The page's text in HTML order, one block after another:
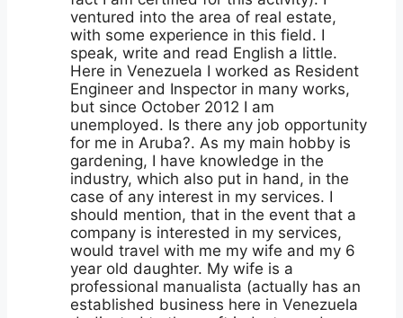
ventured into the area of real estate,
with some experience in this field. I
speak, write and read English a little.
Here in Venezuela I worked as Resident
Engineer and Inspector in many works,
but since October 2012 I am
unemployed. Is there any job opportunity
for me in Aruba?. As my main hobby is
gardening, I have knowledge in the
industry, which also put in hand, in the
case of any interest in my services. I
should mention, that in the event that a
company is interested in my services,
would travel with me my wife and my 6
year old daughter. My wife is a
professional manualista (actually has an
established business here in Venezuela